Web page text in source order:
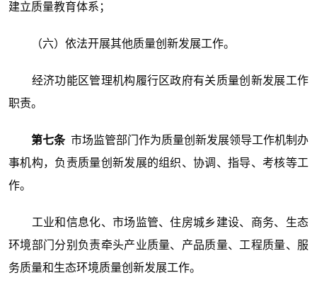
建立质量教育体系；
（六）依法开展其他质量创新发展工作。
经济功能区管理机构履行区政府有关质量创新发展工作
职责。
第七条 市场监管部门作为质量创新发展领导工作机制办
事机构，负责质量创新发展的组织、协调、指导、考核等工
作。
工业和信息化、市场监管、住房城乡建设、商务、生态
环境部门分别负责牵头产业质量、产品质量、工程质量、服
务质量和生态环境质量创新发展工作。